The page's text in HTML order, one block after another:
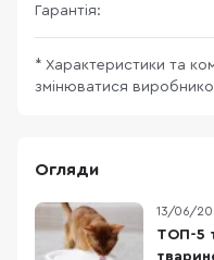
Гарантія:
* Характеристики та
змінюватися
Огляди
13/06/
ТОП-5